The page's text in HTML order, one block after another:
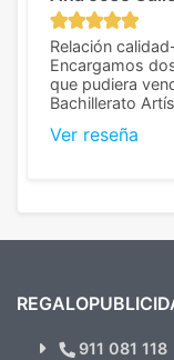
Relación
Encargamos
que pudiera
Bachillerato
diferencia, con
mandaron las
recomendables.
Ver reseña
¿Quieres
Novedades
911 081 118